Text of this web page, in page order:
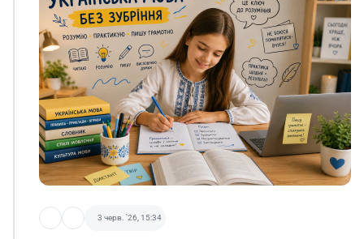
3 черв. '26, 15:34